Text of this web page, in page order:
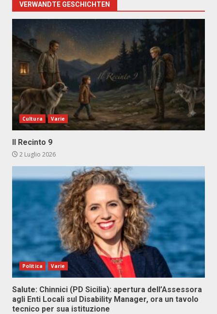
VERWANDTE GESCHICHTEN
Cultura Varie
Il Recinto 9
2 Luglio 2026
Politica Varie
Salute: Chinnici (PD Sicilia): apertura dell’Assessora
agli Enti Locali sul Disability Manager, ora un tavolo
tecnico per sua istituzione